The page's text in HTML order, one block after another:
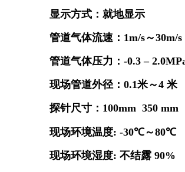
显示方式：就地显示
管道气体流速： 1m/s～30m/s
管道气体压力： -0.3 –
现场管道外径： 0.1米～4 米
探针尺寸： 100mm 350 mm
现场环境温度: -30℃～80℃
现场环境湿度: 不结露90%